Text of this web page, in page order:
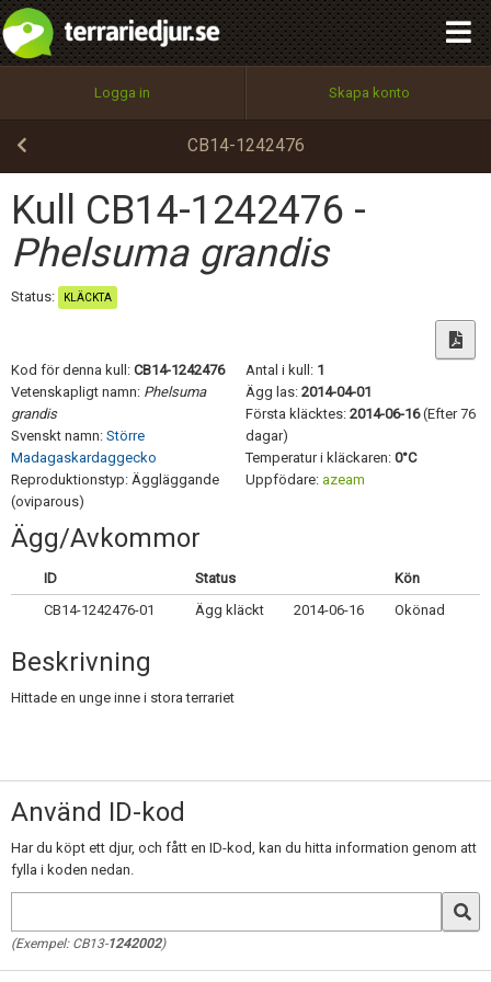
Logga in Skapa konto
CB14-1242476
Kull CB14-1242476 -
Phelsuma grandis
Status: KLÄCKTA
Kod för denna kull: CB14-1242476
Vetenskapligt namn: Phelsuma
grandis
Svenskt namn: Större
Madagaskardaggecko
Reproduktionstyp: Äggläggande
(oviparous)
Antal i kull: 1
Ägg las: 2014-04-01
Första kläcktes: 2014-06-16(Efter 76
dagar)
Temperatur i kläckaren: 0°C
Uppfödare: azeam
Ägg/Avkommor
ID Status
Kön
CB14-1242476-01
Ägg kläckt 2014-06-16 Okönad
Beskrivning
Hittade en unge inne i stora terrariet
Använd ID-kod
Har du köpt ett djur, och fått en ID-kod, kan du hitta information genom att
fylla i koden nedan.
(Exempel: CB13-1242002)
Utför
100%
OK
integritetspolicy
Namn:
Epost:
Användarnamn:
Privacy Policy
Terms of Service
Skapa konto
Begär nytt lösenord
Tillbaka till förstasidan